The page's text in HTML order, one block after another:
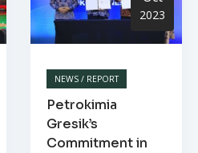
2023
NEWS / REPORT
Petrokimia
Gresik’s
Commitment in